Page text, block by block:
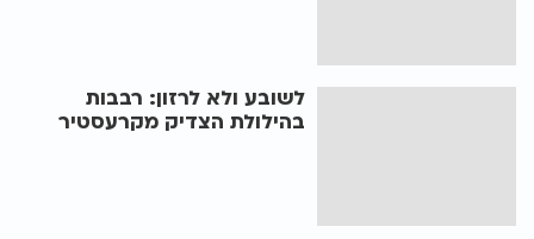
לשובע ולא לרזון: רבבות
בהילולת הצדיק מקרעסטיר